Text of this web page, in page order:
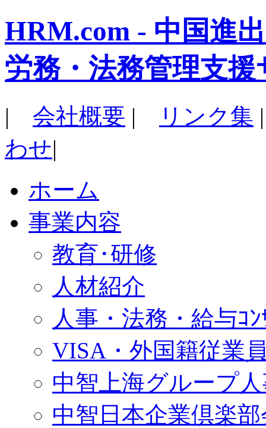
HRM.com - 中国進
労務・法務管理支援
| 会社概要 | リンク集
わせ|
ホーム
事業内容
教育･研修
人材紹介
人事・法務・給与ｺﾝ
VISA・外国籍従業
中智上海グループ
中智日本企業倶楽